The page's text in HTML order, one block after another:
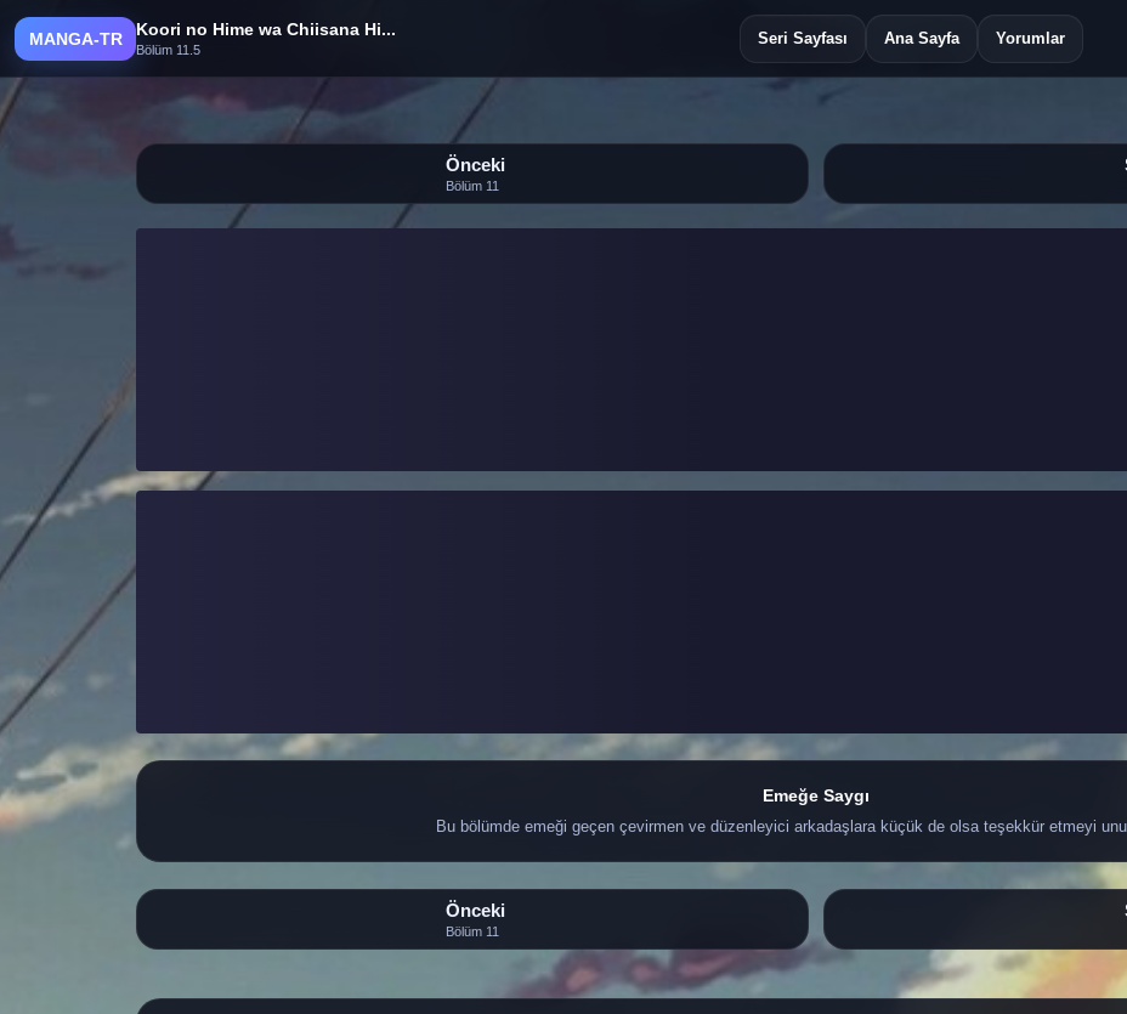
MANGA-TR Koori no Hime wa Chiisana Hi...
Bölüm 11.5
Seri Sayfası Ana Sayfa Yorumlar
Önceki
Bölüm 11
Emeğe Saygı
Bu bölümde emeği geçen çevirmen ve düzenleyici arkadaşlara küçük de olsa teşekkür etmeyi
Önceki
Bölüm 11